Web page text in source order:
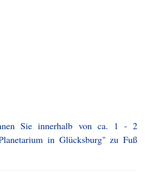
Sie innerhalb von ca. 1 - 2
in Glücksburg" zu Fuß